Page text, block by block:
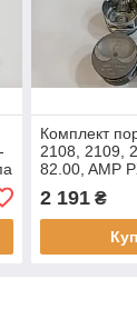
Комплект
2108, 2109,
82.00, AMP
2804-000-B,
2 191₴